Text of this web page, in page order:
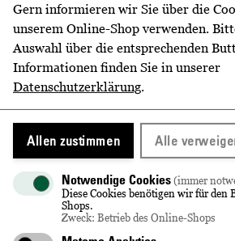
Gern informieren wir Sie über die
unserem Online-Shop verwenden.
Auswahl über die entsprechenden
Informationen finden Sie in unserer
Datenschutzerklärung
Allen zustimmen Alle
Notwendige Cookies (immer
Diese Cookies benötigen wir für den
Shops.
Zweck: Betrieb des Online-Shops
2 Glühwein-
Weiß & Heiß
im hochwertigen
Nennvolumen 0,75 l
Alkoholgehalt 8 % vol
Abfüller/Hersteller
Vertrieb:
GmbH Schloss
Radebeul